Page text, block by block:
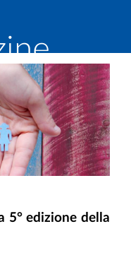
di
5° edizione della